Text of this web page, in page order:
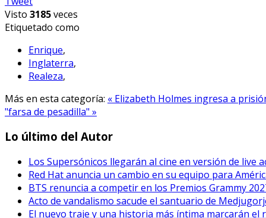
Visto 3185veces
Etiquetado como
Enrique,
Inglaterra,
Realeza,
Más en esta categoría: « Elizabeth Holmes ingresa a
"farsa de pesadilla" »
Lo último del Autor
Los Supersónicos llegarán al cine en versión de live
Red Hat anuncia un cambio en su equipo para
BTS renuncia a competir en los Premios Grammy
Acto de vandalismo sacude el santuario de
El nuevo traje y una historia más íntima marcarán el